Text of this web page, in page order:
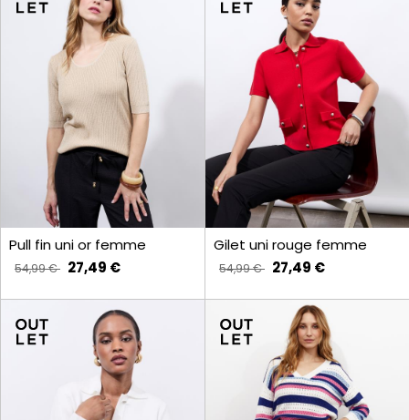
Pull fin uni or femme
54,99 € 27,49 €
Gilet uni rouge femme
54,99 € 27,49 €